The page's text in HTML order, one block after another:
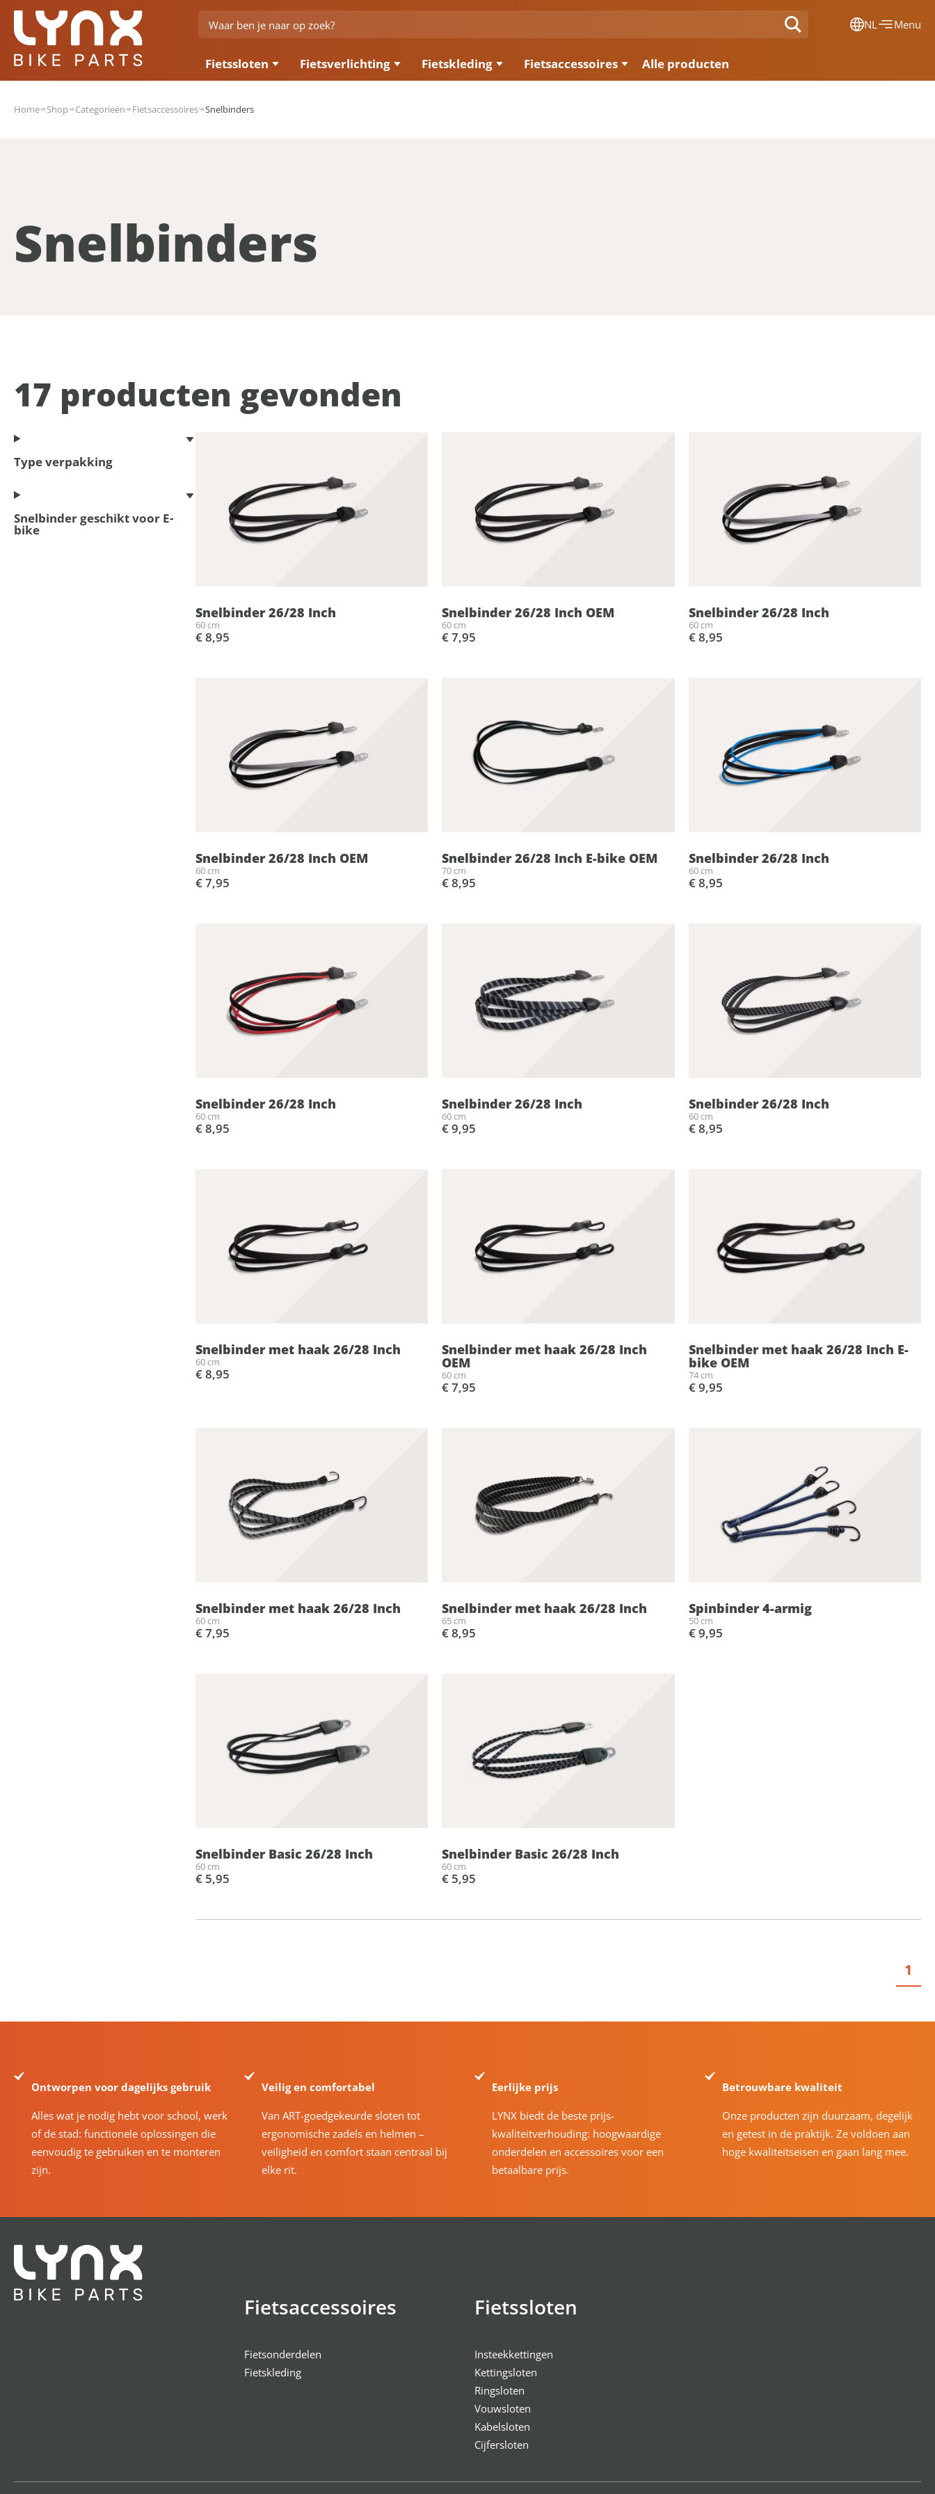
NL Menu
Fietssloten Fietsverlichting Fietskleding Fietsaccessoires Alle producten
Home Shop Categorieën Fietsaccessoires Snelbinders
Snelbinders
17 producten gevonden
Type verpakking
Snelbinder geschikt voor E-
bike
Snelbinder 26/28 Inch
60 cm
€ 8,95
Snelbinder 26/28 Inch OEM
60 cm
€ 7,95
Snelbinder 26/28 Inch
60 cm
€ 8,95
Snelbinder 26/28 Inch OEM
60 cm
€ 7,95
Snelbinder 26/28 Inch E-bike OEM
70 cm
€ 8,95
Snelbinder 26/28 Inch
60 cm
€ 8,95
Snelbinder 26/28 Inch
60 cm
€ 8,95
Snelbinder 26/28 Inch
60 cm
€ 9,95
Snelbinder 26/28 Inch
60 cm
€ 8,95
Snelbinder met haak 26/28 Inch
60 cm
€ 8,95
Snelbinder met haak 26/28 Inch
OEM
60 cm
€ 7,95
Snelbinder met haak 26/28 Inch E-
bike OEM
74 cm
€ 9,95
Snelbinder met haak 26/28 Inch
60 cm
€ 7,95
Snelbinder met haak 26/28 Inch
65 cm
€ 8,95
Spinbinder 4-armig
50 cm
€ 9,95
Snelbinder Basic 26/28 Inch
60 cm
€ 5,95
Snelbinder Basic 26/28 Inch
60 cm
€ 5,95
1
Ontworpen voor dagelijks gebruik
Alles wat je nodig hebt voor school, werk
of de stad: functionele oplossingen die
eenvoudig te gebruiken en te monteren
zijn.
Veilig en comfortabel
Van ART-goedgekeurde sloten tot
ergonomische zadels en helmen –
veiligheid en comfort staan centraal bij
elke rit.
Eerlijke prijs
LYNX biedt de beste prijs-
kwaliteitverhouding: hoogwaardige
onderdelen en accessoires voor een
betaalbare prijs.
Betrouwbare kwaliteit
Onze producten zijn duurzaam, degelijk
en getest in de praktijk. Ze voldoen aan
hoge kwaliteitseisen en gaan lang mee.
Fietsaccessoires
Fietsonderdelen
Fietskleding
Fietssloten
Insteekkettingen
Kettingsloten
Ringsloten
Vouwsloten
Kabelsloten
Cijfersloten